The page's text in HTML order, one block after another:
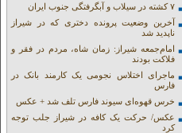
۷ کشته در سیلاب و آبگرفتگی جنوب ایران
آخرین وضعیت پرونده دختری که در شیراز
ناپدید شد
امام‌جمعه شیراز: زمان شاه، مردم در فقر و
فلاکت بودند
ماجرای اختلاس نجومی یک کارمند بانک در
فارس
خرس قهوه‌ای سیوند فارس تلف شد + عکس
عکس/ حرکت یک کافه در شیراز جلب توجه
کرد